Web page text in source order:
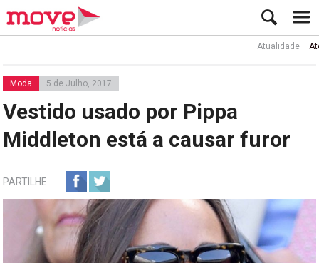
Atualidade Ator
Moda 5 de Julho, 2017
Vestido usado por Pippa
Middleton está a causar furor
PARTILHE: